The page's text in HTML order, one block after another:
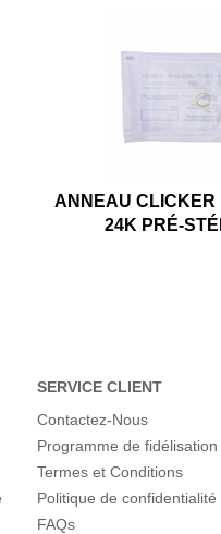
ANNEAU CLICKER
24K PRÉ-
SERVICE CLIENT
Contactez-Nous
Programme de fidélisation
Termes et Conditions
Politique de confidentialité
FAQs